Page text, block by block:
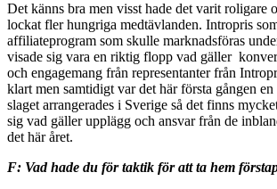
Det känns bra men visst hade det varit roligare
lockat fler hungriga medtävlanden. Intropris
affiliateprogram som skulle marknadsföras
visade sig vara en riktig flopp vad gäller
och engagemang från representanter från
klart men samtidigt var det här första gången
slaget arrangerades i Sverige så det finns
sig vad gäller upplägg och ansvar från de
det här året.
F: Vad hade du för taktik för att ta hem